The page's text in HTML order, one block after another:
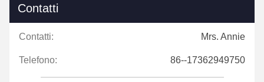
Contatti
Contatti: Mrs. Annie
Telefono: 86--17362949750